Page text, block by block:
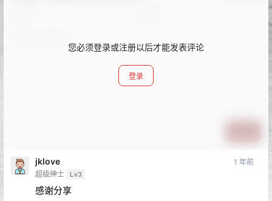
您必须登录或注册以后才能发表评论
登录
jklove
超级绅士 Lv3
1 年前
感谢分享